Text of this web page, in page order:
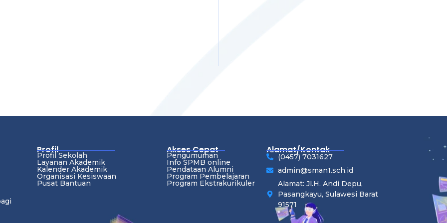
Profil
Profil Sekolah
Layanan Akademik
Kalender Akademik
Organisasi Kesiswaan
Pusat Bantuan
Akses Cepat
Pengumuman
Info SPMB online
Pendataan Alumni
Program Pembelajaran
Program Ekstrakurikuler
Alamat/Kontak
(0457) 7031627
admin@sman1.sch.id
Alamat: Jl.H. Andi Depu,
Pasangkayu, Sulawesi Barat
91571